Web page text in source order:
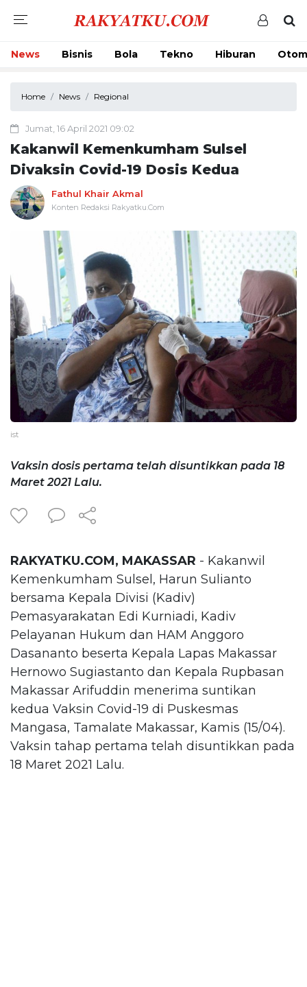
News Bisnis Bola Tekno Hiburan
Home News Regional
Jumat, 16 April 2021 09:02
Kakanwil Kemenkumham Sulsel
Divaksin Covid-19 Dosis Kedua
Fathul Khair Akmal
Konten Redaksi Rakyatku.Com
ist
Vaksin dosis pertama telah disuntikkan pada 18
Maret 2021 Lalu.
RAKYATKU.COM, MAKASSAR - Kakanwil
Kemenkumham Sulsel, Harun Sulianto
bersama Kepala Divisi (Kadiv)
Pemasyarakatan Edi Kurniadi, Kadiv
Pelayanan Hukum dan HAM Anggoro
Dasananto beserta Kepala Lapas Makassar
Hernowo Sugiastanto dan Kepala Rupbasan
Makassar Arifuddin menerima suntikan
kedua Vaksin Covid-19 di Puskesmas
Mangasa, Tamalate Makassar, Kamis (15/04).
Vaksin tahap pertama telah disuntikkan pada
18 Maret 2021 Lalu.